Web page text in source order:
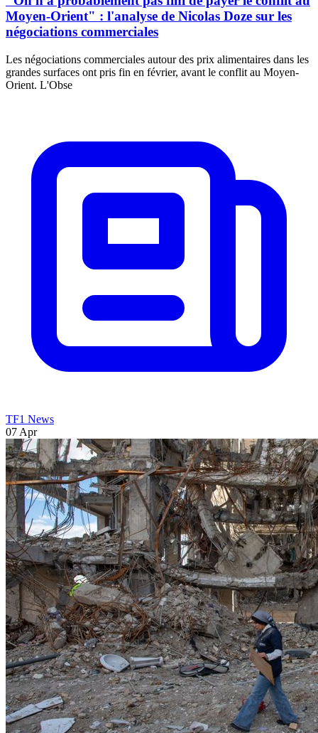
Moyen-Orient" : l'analyse de Nicolas Doze sur les
négociations commerciales
Les négociations commerciales autour des prix alimentaires dans les
grandes surfaces ont pris fin en février, avant le conflit au Moyen-
Orient. L'Obse
TF1 News
07 Apr